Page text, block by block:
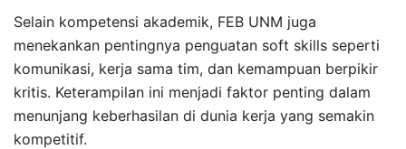
Selain kompetensi akademik, FEB UNM juga
menekankan pentingnya penguatan soft skills seperti
komunikasi, kerja sama tim, dan kemampuan berpikir
kritis. Keterampilan ini menjadi faktor penting dalam
menunjang keberhasilan di dunia kerja yang semakin
kompetitif.